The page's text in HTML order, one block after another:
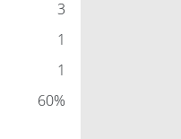
3
1
1
60%